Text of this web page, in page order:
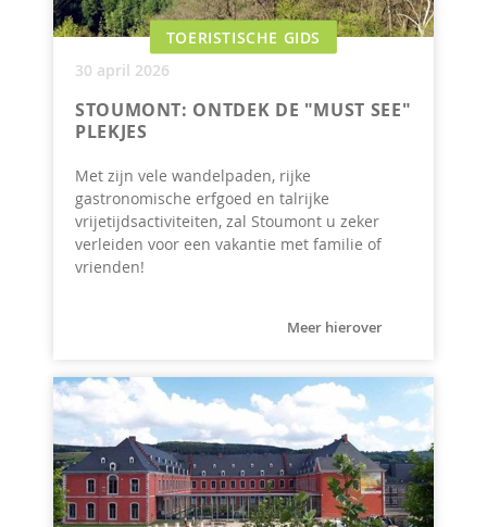
TOERISTISCHE GIDS
30 april 2026
STOUMONT: ONTDEK DE "MUST SEE"
PLEKJES
Met zijn vele wandelpaden, rijke
gastronomische erfgoed en talrijke
vrijetijdsactiviteiten, zal Stoumont u zeker
verleiden voor een vakantie met familie of
vrienden!
Meer hierover